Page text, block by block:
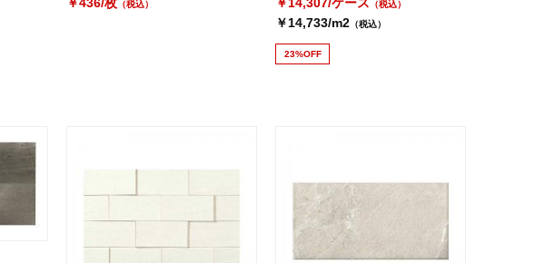
（税込） （税込）
￥14,733/m2 （税込）
23%OFF